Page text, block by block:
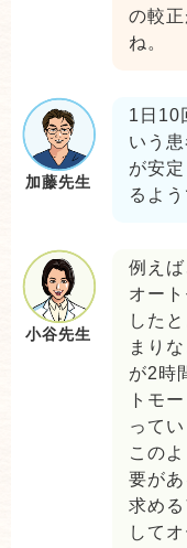
の較
ね。
加藤先生
1日10
いう
が安
るよう
小谷先生
例え
オー
した
まり
が2時
トモ
ってい
この
要が
求め
して